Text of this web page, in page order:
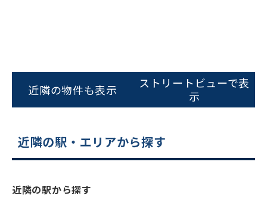
0120-620-213
近隣の物件も表示
ストリートビューで表
示
近隣の駅・エリアから探す
近隣の駅から探す